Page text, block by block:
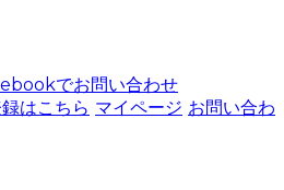
でお問い合わせ
はこちら マイページ お問い合わ